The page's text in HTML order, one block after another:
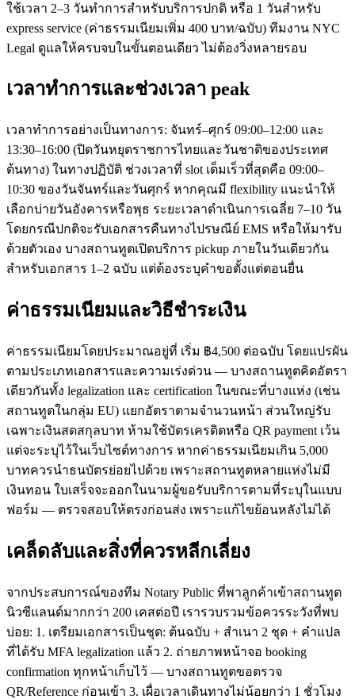
ใช้เวลา 2–3 วันทำการสำหรับบริการปกติ หรือ 1 วันสำหรับ
express service (ค่าธรรมเนียมเพิ่ม 400 บาท/ฉบับ) ทีมงาน NYC
Legal ดูแลให้ครบจบในขั้นตอนเดียว ไม่ต้องวิ่งหลายรอบ
เวลาทำการและช่วงเวลา peak
เวลาทำการอย่างเป็นทางการ: จันทร์–ศุกร์ 09:00–12:00 และ
13:30–16:00 (ปิดวันหยุดราชการไทยและวันชาติของประเทศ
ต้นทาง) ในทางปฏิบัติ ช่วงเวลาที่ slot เต็มเร็วที่สุดคือ 09:00–
10:30 ของวันจันทร์และวันศุกร์ หากคุณมี flexibility แนะนำให้
เลือกบ่ายวันอังคารหรือพุธ ระยะเวลาดำเนินการเฉลี่ย 7–10 วัน
โดยกรณีปกติจะรับเอกสารคืนทางไปรษณีย์ EMS หรือให้มารับ
ด้วยตัวเอง บางสถานทูตเปิดบริการ pickup ภายในวันเดียวกัน
สำหรับเอกสาร 1–2 ฉบับ แต่ต้องระบุคำขอตั้งแต่ตอนยื่น
ค่าธรรมเนียมและวิธีชำระเงิน
ค่าธรรมเนียมโดยประมาณอยู่ที่ เริ่ม ฿4,500 ต่อฉบับ โดยแปรผัน
ตามประเภทเอกสารและความเร่งด่วน — บางสถานทูตคิดอัตรา
เดียวกันทั้ง legalization และ certification ในขณะที่บางแห่ง (เช่น
สถานทูตในกลุ่ม EU) แยกอัตราตามจำนวนหน้า ส่วนใหญ่รับ
เฉพาะเงินสดสกุลบาท ห้ามใช้บัตรเครดิตหรือ QR payment เว้น
แต่จะระบุไว้ในเว็บไซต์ทางการ หากค่าธรรมเนียมเกิน 5,000
บาทควรนำธนบัตรย่อยไปด้วย เพราะสถานทูตหลายแห่งไม่มี
เงินทอน ใบเสร็จจะออกในนามผู้ขอรับบริการตามที่ระบุในแบบ
ฟอร์ม — ตรวจสอบให้ตรงก่อนส่ง เพราะแก้ไขย้อนหลังไม่ได้
เคล็ดลับและสิ่งที่ควรหลีกเลี่ยง
จากประสบการณ์ของทีม Notary Public ที่พาลูกค้าเข้าสถานทูต
นิวซีแลนด์มากกว่า 200 เคสต่อปี เรารวบรวมข้อควรระวังที่พบ
บ่อย: 1. เตรียมเอกสารเป็นชุด: ต้นฉบับ + สำเนา 2 ชุด + คำแปล
ที่ได้รับ MFA legalization แล้ว 2. ถ่ายภาพหน้าจอ booking
confirmation ทุกหน้าเก็บไว้ — บางสถานทูตขอตรวจ
QR/Reference ก่อนเข้า 3. เผื่อเวลาเดินทางไม่น้อยกว่า 1 ชั่วโมง